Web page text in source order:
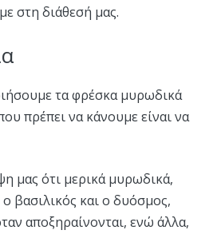
στη διάθεσή μας.
τα φρέσκα μυρωδικά
πρέπει να κάνουμε είναι να
μας ότι μερικά μυρωδικά,
βασιλικός και ο δυόσμος,
αποξηραίνονται, ενώ άλλα,